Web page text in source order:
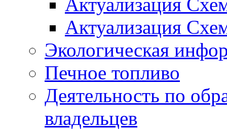
Актуализация
Экологическая
Печное топливо
Деятельность по
владельцев